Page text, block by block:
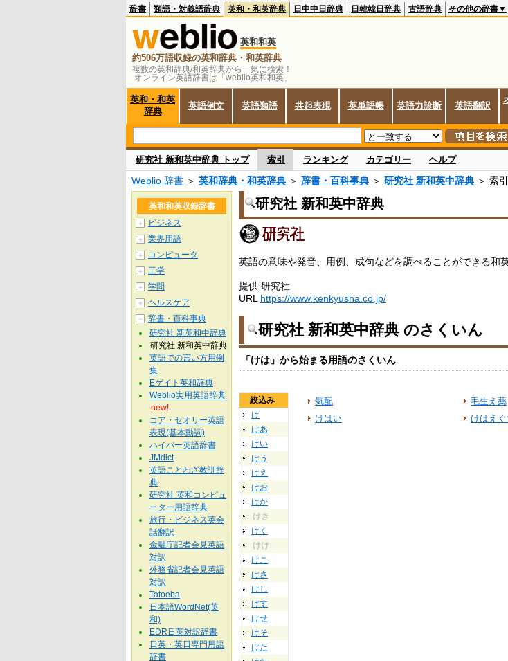
複数の英和辞典/和英辞典から一気に検索！
オンライン英語辞書は「weblio英和和英」
辞書 類語・対義語辞典 英和・和英辞典 日中中日辞典 日韓韓日辞典 古語辞典 その他の辞書▼
英和和英
約506万語収録の英和辞典・和英辞典
英和・和英
辞典
英語例文 英語類語 共起表現 英単語帳 英語力診断 英語翻訳
研究社 新和英中辞典 トップ 索引 ランキング カテゴリー ヘルプ
Weblio 辞書 ＞ 英和辞典・和英辞典 ＞ 辞書・百科事典 ＞ 研究社 新和英中辞典 ＞ 索引
研究社 新和英中辞典
英語の意味や発音、用例、成句などを調べることができる和
提供 研究社
URL https://www.kenkyusha.co.jp/
研究社 新和英中辞典 のさくいん
「けは」から始まる用語のさくいん
絞込み
け
けあ
けい
けう
けえ
けお
けか
けき
けく
けけ
けこ
けさ
けし
けす
けせ
けそ
けた
気配
けはい
毛生え薬
けはえぐ
英和和英収録辞書
＋ ビジネス
＋ 業界用語
＋ コンピュータ
＋ 工学
＋ 学問
＋ ヘルスケア
－
辞書・百科事典
研究社 新英和中辞典
研究社 新和英中辞典
英語での言い方用例
集
Eゲイト英和辞典
Weblio実用英語辞典
new!
コア・セオリー英語
表現(基本動詞)
ハイパー英語辞書
JMdict
英語ことわざ教訓辞
典
研究社 英和コンピュ
ーター用語辞典
旅行・ビジネス英会
話翻訳
金融庁記者会見英語
対訳
外務省記者会見英語
対訳
Tatoeba
日本語WordNet(英
和)
EDR日英対訳辞書
日英・英日専門用語
辞書